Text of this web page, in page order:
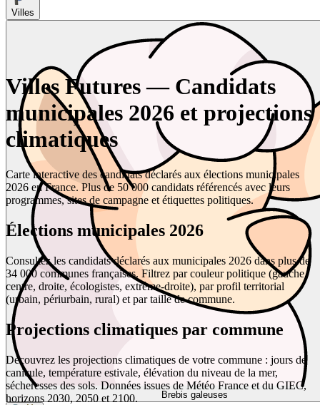
Villes
Brebis galeuses
Villes Futures — Candidats
municipales 2026 et projections
climatiques
Carte interactive des candidats déclarés aux élections municipales
2026 en France. Plus de 50 000 candidats référencés avec leurs
programmes, sites de campagne et étiquettes politiques.
Élections municipales 2026
Consultez les candidats déclarés aux municipales 2026 dans plus de
34 000 communes françaises. Filtrez par couleur politique (gauche,
centre, droite, écologistes, extrême-droite), par profil territorial
(urbain, périurbain, rural) et par taille de commune.
Projections climatiques par commune
Découvrez les projections climatiques de votre commune : jours de
canicule, température estivale, élévation du niveau de la mer,
sécheresses des sols. Données issues de Météo France et du GIEC,
horizons 2030, 2050 et 2100.